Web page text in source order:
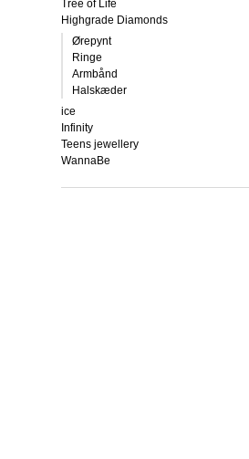
Tree of Life
Highgrade Diamonds
Ørepynt
Ringe
Armbånd
Halskæder
ice
Infinity
Teens jewellery
WannaBe